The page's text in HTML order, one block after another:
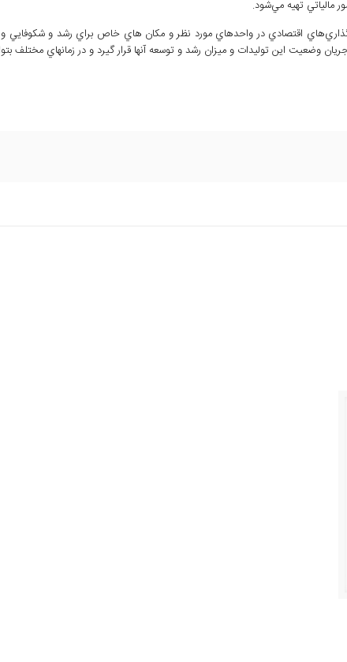
مالياتي تهيه مي‌شود.
اقتصادي در واحدهاي مورد نظر و مکان هاي خاص براي رشد و شکوفايي و
جريان وضعيت اين توليدات و ميزان رشد و توسعه آنها قرار گيرد و در زمانهاي مختلف